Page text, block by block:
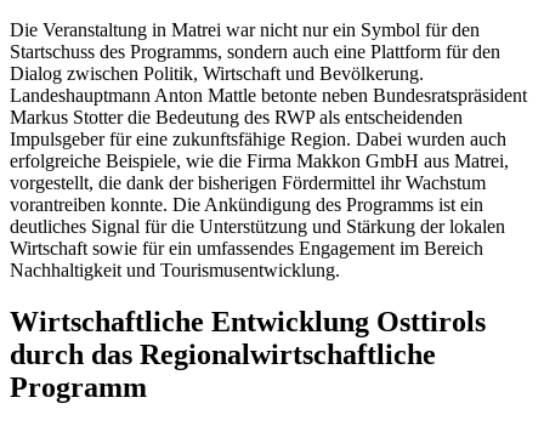
Die Veranstaltung in Matrei war nicht nur ein Symbol für den
Startschuss des Programms, sondern auch eine Plattform für den
Dialog zwischen Politik, Wirtschaft und Bevölkerung.
Landeshauptmann Anton Mattle betonte neben Bundesratspräsident
Markus Stotter die Bedeutung des RWP als entscheidenden
Impulsgeber für eine zukunftsfähige Region. Dabei wurden auch
erfolgreiche Beispiele, wie die Firma Makkon GmbH aus Matrei,
vorgestellt, die dank der bisherigen Fördermittel ihr Wachstum
vorantreiben konnte. Die Ankündigung des Programms ist ein
deutliches Signal für die Unterstützung und Stärkung der lokalen
Wirtschaft sowie für ein umfassendes Engagement im Bereich
Nachhaltigkeit und Tourismusentwicklung.
Wirtschaftliche Entwicklung Osttirols
durch das Regionalwirtschaftliche
Programm